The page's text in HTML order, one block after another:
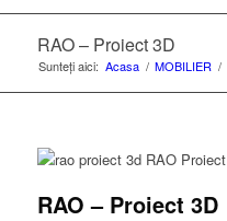
RAO – Proiect 3D
Sunteți aici: Acasa / MOBILIER /
RAO – Proiect 3D